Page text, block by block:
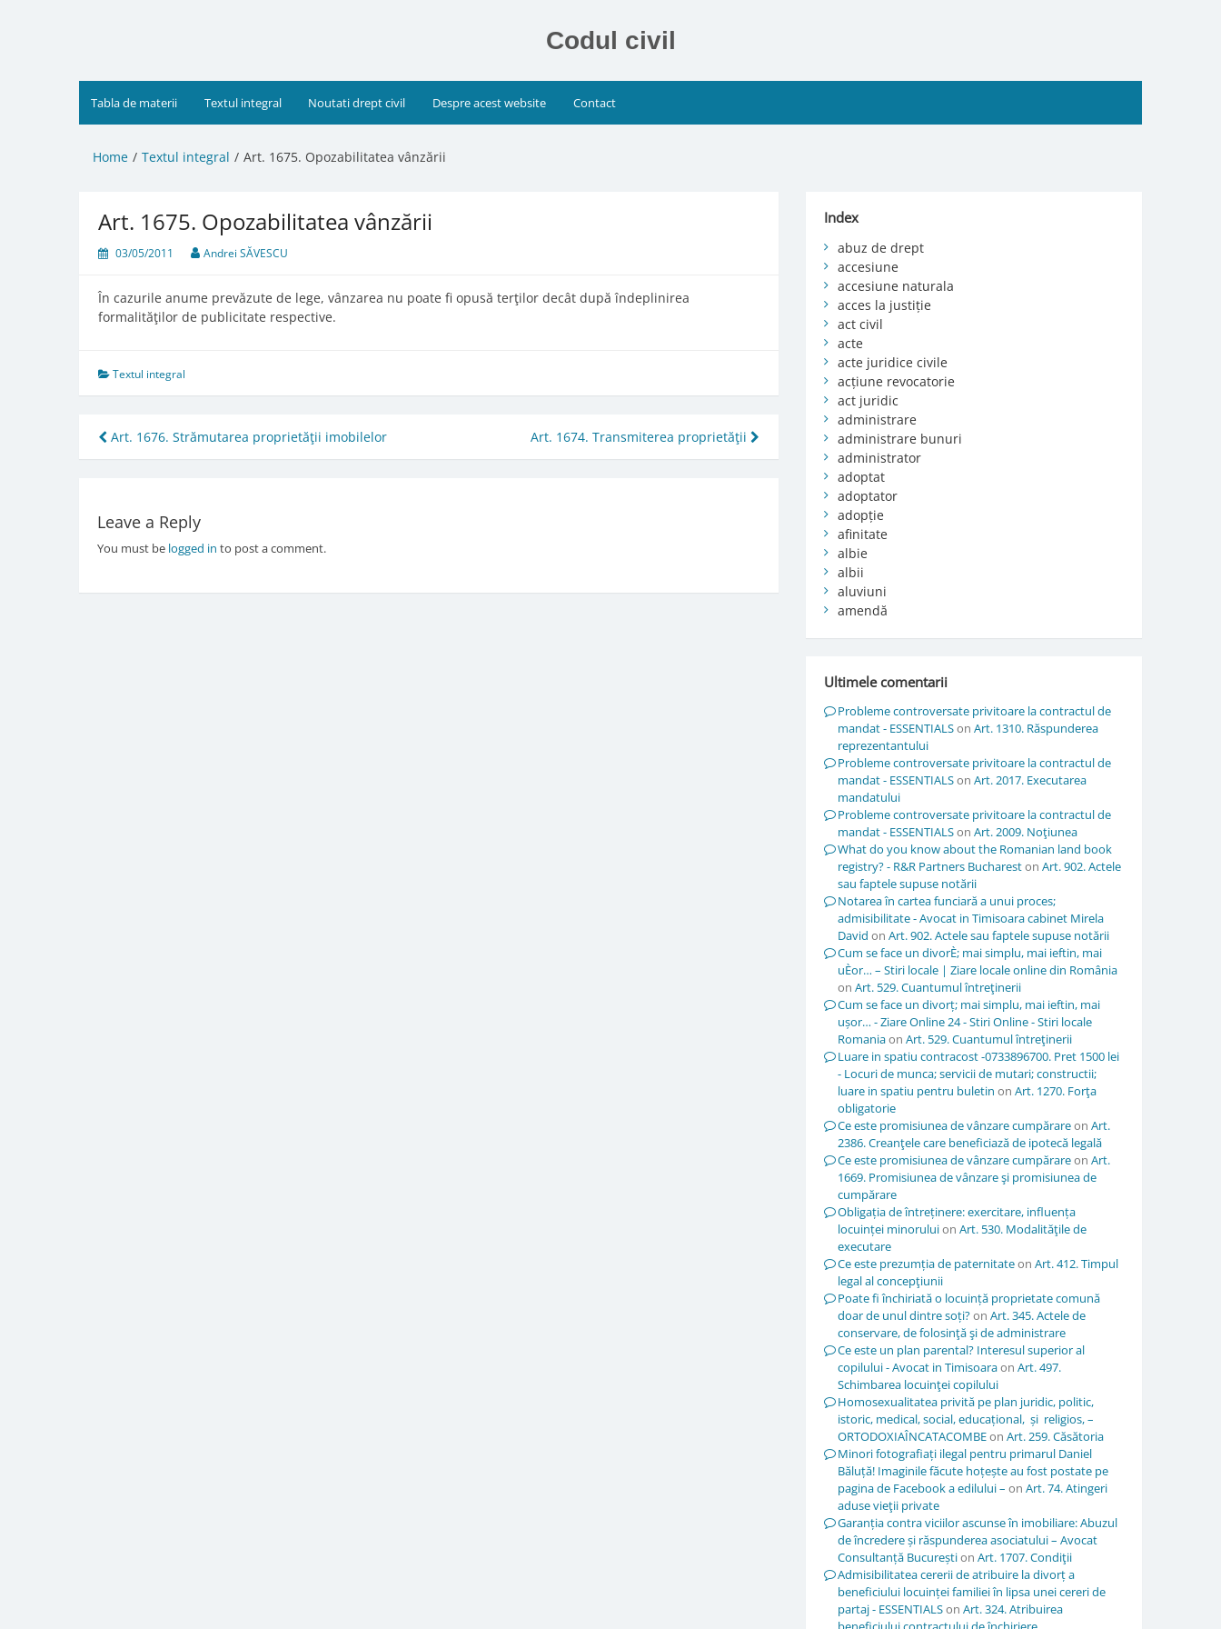
Codul civil
Tabla de materii Textul integral Noutati drept civil Despre acest website Contact
Home Textul integral Art. 1675. Opozabilitatea vânzării
Art. 1675. Opozabilitatea vânzării
03/05/2011 Andrei SĂVESCU
În cazurile anume prevăzute de lege, vânzarea nu poate fi opusă terţilor decât după îndeplinirea
formalităţilor de publicitate respective.
Textul integral
Post
navigation
Art. 1676. Strămutarea proprietăţii imobilelor Art. 1674. Transmiterea proprietăţii
Leave a Reply
You must be logged in to post a comment.
Index
abuz de drept
accesiune
accesiune naturala
acces la justiție
act civil
acte
acte juridice civile
acțiune revocatorie
act juridic
administrare
administrare bunuri
administrator
adoptat
adoptator
adopție
afinitate
albie
albii
aluviuni
amendă
Ultimele comentarii
Probleme controversate privitoare la contractul de
mandat - ESSENTIALSon Art. 1310. Răspunderea
reprezentantului
Probleme controversate privitoare la contractul de
mandat - ESSENTIALSon Art. 2017. Executarea
mandatului
Probleme controversate privitoare la contractul de
mandat - ESSENTIALSon Art. 2009. Noţiunea
What do you know about the Romanian land book
registry? - R&R Partners Buchareston Art. 902. Actele
sau faptele supuse notării
Notarea în cartea funciară a unui proces;
admisibilitate - Avocat in Timisoara cabinet Mirela
David on Art. 902. Actele sau faptele supuse notării
Cum se face un divorÈ; mai simplu, mai ieftin, mai
uÈor… – Stiri locale | Ziare locale online din România
on Art. 529. Cuantumul întreţinerii
Cum se face un divorț; mai simplu, mai ieftin, mai
ușor… - Ziare Online 24 - Stiri Online - Stiri locale
Romaniaon Art. 529. Cuantumul întreţinerii
Luare in spatiu contracost -0733896700. Pret 1500 lei
- Locuri de munca; servicii de mutari; constructii;
luare in spatiu pentru buletin on Art. 1270. Forţa
obligatorie
Ce este promisiunea de vânzare cumpărareon Art.
2386. Creanţele care beneficiază de ipotecă legală
Ce este promisiunea de vânzare cumpărareon Art.
1669. Promisiunea de vânzare şi promisiunea de
cumpărare
Obligația de întreținere: exercitare, influența
locuinței minoruluion Art. 530. Modalităţile de
executare
Ce este prezumția de paternitateon Art. 412. Timpul
legal al concepţiunii
Poate fi închiriată o locuință proprietate comună
doar de unul dintre soți?on Art. 345. Actele de
conservare, de folosinţă şi de administrare
Ce este un plan parental? Interesul superior al
copilului - Avocat in Timisoaraon Art. 497.
Schimbarea locuinţei copilului
Homosexualitatea privită pe plan juridic, politic,
istoric, medical, social, educațional, și religios, –
ORTODOXIAÎNCATACOMBEon Art. 259. Căsătoria
Minori fotografiați ilegal pentru primarul Daniel
Băluță! Imaginile făcute hoțește au fost postate pe
pagina de Facebook a edilului – on Art. 74. Atingeri
aduse vieţii private
Garanția contra viciilor ascunse în imobiliare: Abuzul
de încredere și răspunderea asociatului – Avocat
Consultanță Bucureștion Art. 1707. Condiţii
Admisibilitatea cererii de atribuire la divorț a
beneficiului locuinței familiei în lipsa unei cereri de
partaj - ESSENTIALSon Art. 324. Atribuirea